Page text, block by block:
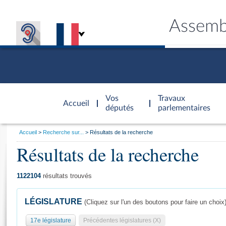
Accueil
d'accueil
Vos
députés
Travaux
parlementaires
Général
Vous
Accueil Recherche sur... Résultats de la recherche
Résultats de la recherche
1122104résultats trouvés
LÉGISLATURE (Cliquez sur l'un des boutons pour faire un choix)
17e législature Précédentes législatures (X)